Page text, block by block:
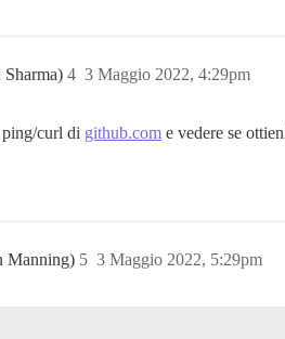
Sharma) 3 Maggio 2022, 4:29pm
4
ping/curl di github.com e vedere se
Manning) 3 Maggio 2022, 5:29pm
5